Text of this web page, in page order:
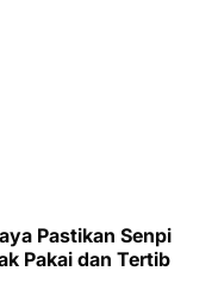
Pastikan Senpi
Pakai dan Tertib